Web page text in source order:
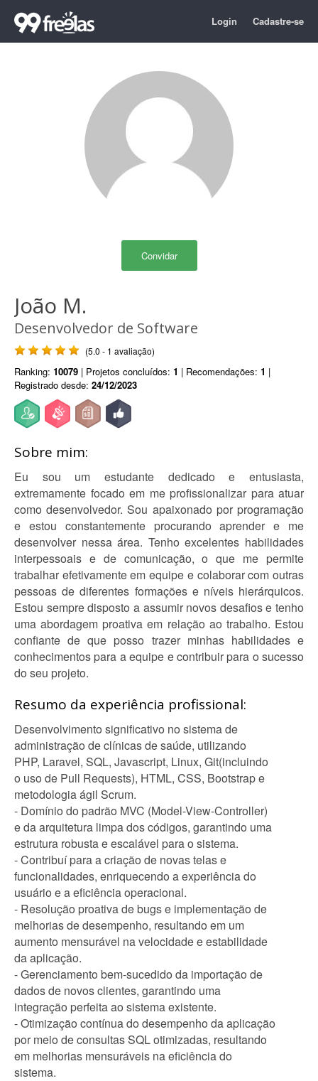
Login Cadastre-se
Convidar
João M.
Desenvolvedor de Software
(5.0 - 1 avaliação)
Ranking: 10079 | Projetos concluídos: 1 | Recomendações: 1 |
Registrado desde: 24/12/2023
Sobre mim:
Eu sou um estudante dedicado e entusiasta,
extremamente focado em me profissionalizar para atuar
como desenvolvedor. Sou apaixonado por programação
e estou constantemente procurando aprender e me
desenvolver nessa área. Tenho excelentes habilidades
interpessoais e de comunicação, o que me permite
trabalhar efetivamente em equipe e colaborar com outras
pessoas de diferentes formações e níveis hierárquicos.
Estou sempre disposto a assumir novos desafios e tenho
uma abordagem proativa em relação ao trabalho. Estou
confiante de que posso trazer minhas habilidades e
conhecimentos para a equipe e contribuir para o sucesso
do seu projeto.
Resumo da experiência profissional:
Desenvolvimento significativo no sistema de
administração de clínicas de saúde, utilizando
PHP, Laravel, SQL, Javascript, Linux, Git(incluindo
o uso de Pull Requests), HTML, CSS, Bootstrap e
metodologia ágil Scrum.
- Domínio do padrão MVC (Model-View-Controller)
e da arquitetura limpa dos códigos, garantindo uma
estrutura robusta e escalável para o sistema.
- Contribuí para a criação de novas telas e
funcionalidades, enriquecendo a experiência do
usuário e a eficiência operacional.
- Resolução proativa de bugs e implementação de
melhorias de desempenho, resultando em um
aumento mensurável na velocidade e estabilidade
da aplicação.
- Gerenciamento bem-sucedido da importação de
dados de novos clientes, garantindo uma
integração perfeita ao sistema existente.
- Otimização contínua do desempenho da aplicação
por meio de consultas SQL otimizadas, resultando
em melhorias mensuráveis na eficiência do
sistema.